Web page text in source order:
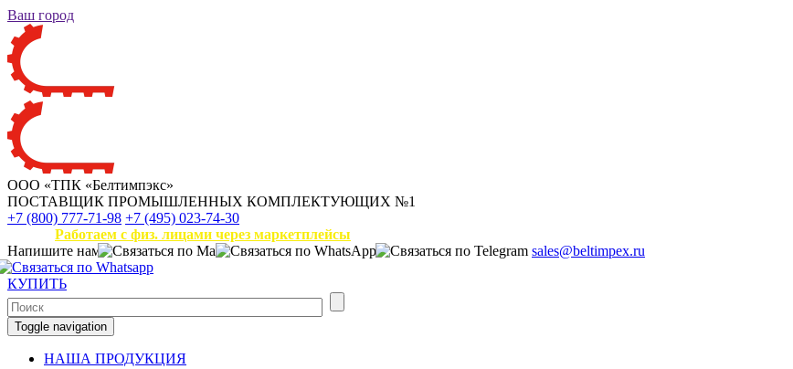
Ваш город
ООО «ТПК «Белтимпэкс»
ПОСТАВЩИК ПРОМЫШЛЕННЫХ КОМПЛЕКТУЮЩИХ №1
+7 (800) 777-71-98 +7 (495) 023-74-30
Работаем с физ. лицами через маркетплейсы
Напишите нам
sales@beltimpex.ru
КУПИТЬ
Toggle navigation
НАША ПРОДУКЦИЯ